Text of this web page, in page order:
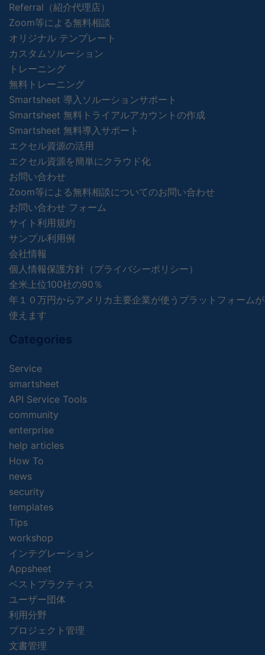
Referral（紹介代理店）
Zoom等による無料相談
オリジナル テンプレート
カスタムソルーション
トレーニング
無料トレーニング
Smartsheet 導入ソルーションサポート
Smartsheet 無料トライアルアカウントの作成
Smartsheet 無料導入サポート
エクセル資源の活用
エクセル資源を簡単にクラウド化
お問い合わせ
Zoom等による無料相談についてのお問い合わせ
お問い合わせ フォーム
サイト利用規約
サンプル利用例
会社情報
個人情報保護方針（プライバシーポリシー）
全米上位100社の90％
年１０万円からアメリカ主要企業が使うプラットフォームが
使えます
Categories
Service
smartsheet
API Service Tools
community
enterprise
help articles
How To
news
security
templates
Tips
workshop
インテグレーション
Appsheet
ベストプラクティス
ユーザー団体
利用分野
プロジェクト管理
文書管理